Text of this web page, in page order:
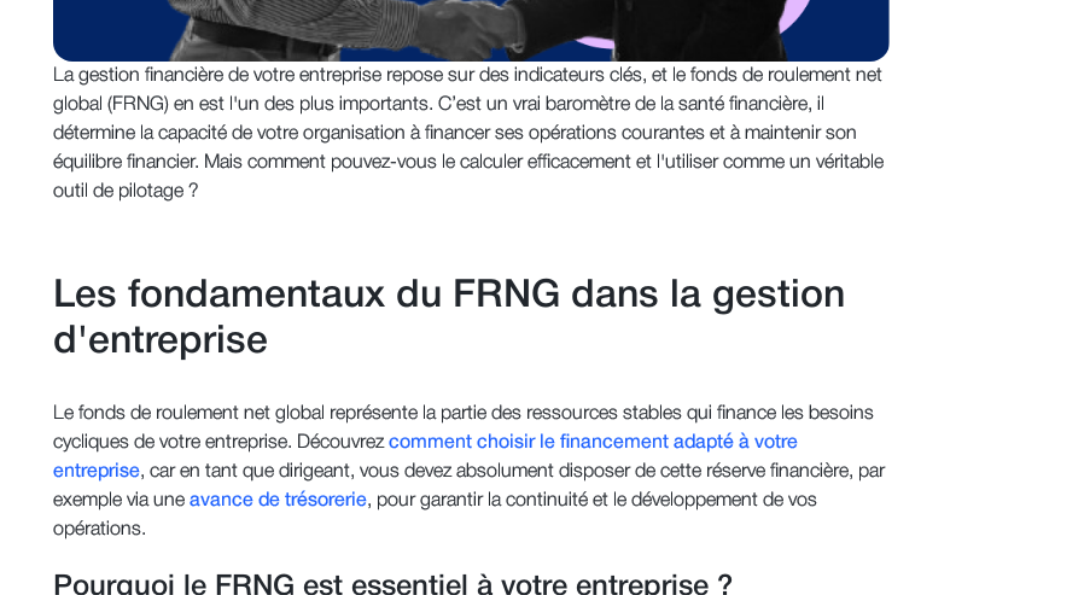
La gestion financière de votre entreprise repose sur des indicateurs clés, et le fonds de roulement net
global (FRNG) en est l'un des plus importants. C’est un vrai baromètre de la santé financière, il
détermine la capacité de votre organisation à financer ses opérations courantes et à maintenir son
équilibre financier. Mais comment pouvez-vous le calculer efficacement et l'utiliser comme un véritable
outil de pilotage ?
Les fondamentaux du FRNG dans la gestion
d'entreprise
Le fonds de roulement net global représente la partie des ressources stables qui finance les besoins
cycliques de votre entreprise. Découvrez comment choisir le financement adapté à votre
entreprise, car en tant que dirigeant, vous devez absolument disposer de cette réserve financière, par
exemple via une avance de trésorerie, pour garantir la continuité et le développement de vos
opérations.
Pourquoi le FRNG est essentiel à votre entreprise ?